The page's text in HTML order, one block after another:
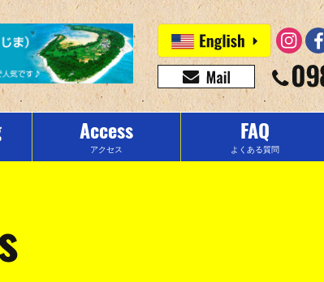
Access
アクセス
FAQ
よくある質問